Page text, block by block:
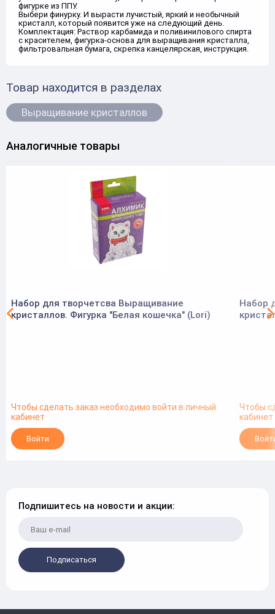
фигурке из ППУ.
Выбери финурку. И вырасти лучистый, яркий и необычный
кристалл, который появится уже на следующий день.
Комплектация: Раствор карбамида и поливинилового спирта
с красителем, фигурка-основа для выращивания кристалла,
фильтровальная бумага, скрепка канцелярская, инструкция.
Товар находится в разделах
Выращивание кристаллов
Аналогичные товары
Набор для творчетсва Выращивание
кристаллов. Фигурка "Белая кошечка" (Lori)
Чтобы сделать заказ необходимо войти в личный
кабинет
Войти
Набор
Чтобы
кабинет
Подпишитесь на новости и акции:
Подписаться